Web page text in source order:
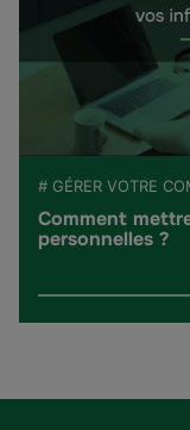
# GÉRER VOTRE
Comment
personnelles ?